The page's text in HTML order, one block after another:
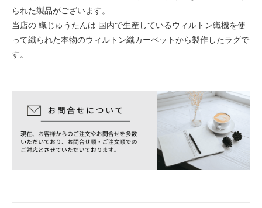
られた製品がございます。
当店の 織じゅうたんは 国内で生産しているウィルトン織機を使
って織られた本物のウィルトン織カーペットから製作したラグで
す。